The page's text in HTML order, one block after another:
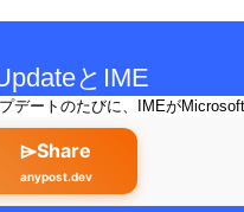
とIME
デートのたびに、IMEが
⌲Share
anypost.dev